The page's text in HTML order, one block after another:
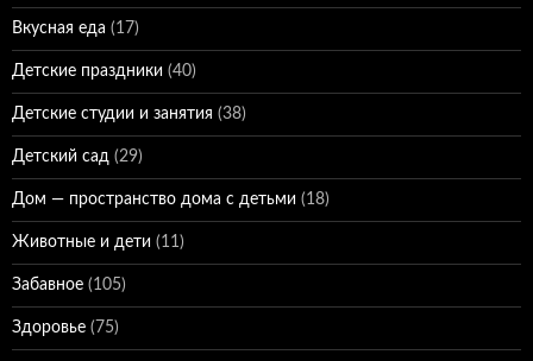
Вкусная еда (17)
Детские праздники (40)
Детские студии и занятия (38)
Детский сад (29)
Дом — пространство дома с детьми (18)
Животные и дети (11)
Забавное (105)
Здоровье (75)